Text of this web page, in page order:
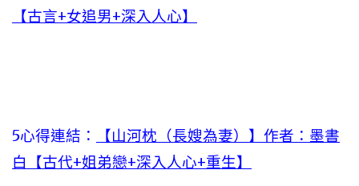
【古言+女追男+深入人心】
5心得連結：
【山河枕（長嫂為妻）】作者：墨書
白【古代+姐弟戀+深入人心+重生】